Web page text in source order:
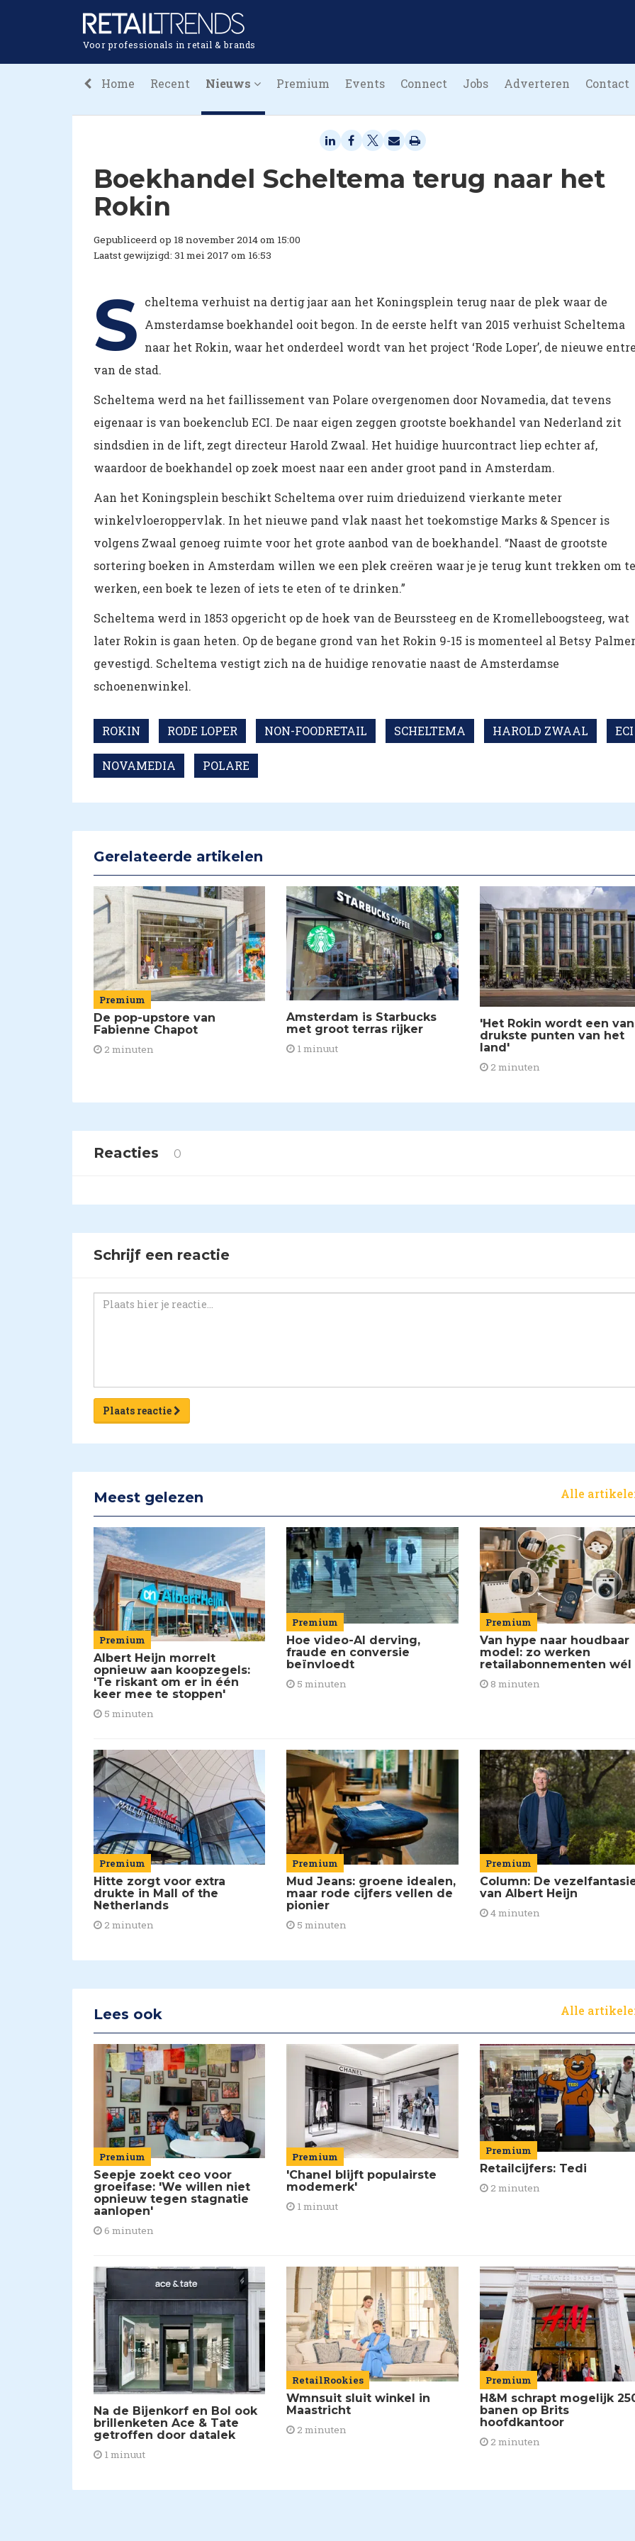
Voor professionals in retail & brands
Home Recent Nieuws Premium Events Connect Jobs Adverteren Contact
Boekhandel Scheltema terug naar het
Rokin
Gepubliceerd op 18 november 2014 om 15:00
Laatst gewijzigd: 31 mei 2017 om 16:53
S cheltema verhuist na dertig jaar aan het Koningsplein terug naar de plek waar de
Amsterdamse boekhandel ooit begon. In de eerste helft van 2015 verhuist Scheltema
naar het Rokin, waar het onderdeel wordt van het project ‘Rode Loper’, de nieuwe
van de stad.
Scheltema werd na het faillissement van Polare overgenomen door Novamedia, dat tevens
eigenaar is van boekenclub ECI. De naar eigen zeggen grootste boekhandel van Nederland zit
sindsdien in de lift, zegt directeur Harold Zwaal. Het huidige huurcontract liep echter af,
waardoor de boekhandel op zoek moest naar een ander groot pand in Amsterdam.
Aan het Koningsplein beschikt Scheltema over ruim drieduizend vierkante meter
winkelvloeroppervlak. In het nieuwe pand vlak naast het toekomstige Marks & Spencer is
volgens Zwaal genoeg ruimte voor het grote aanbod van de boekhandel. “Naast de grootste
sortering boeken in Amsterdam willen we een plek creëren waar je je terug kunt trekken om te
werken, een boek te lezen of iets te eten of te drinken.”
Scheltema werd in 1853 opgericht op de hoek van de Beurssteeg en de Kromelleboogsteeg, wat
later Rokin is gaan heten. Op de begane grond van het Rokin 9-15 is momenteel al Betsy Palmer
gevestigd. Scheltema vestigt zich na de huidige renovatie naast de Amsterdamse
schoenenwinkel.
ROKIN RODE LOPER NON-FOODRETAIL SCHELTEMA HAROLD ZWAAL ECI
NOVAMEDIA POLARE
Gerelateerde artikelen
Premium
De pop-upstore van
Fabienne Chapot
2 minuten
Amsterdam is Starbucks
met groot terras rijker
1 minuut
'Het Rokin wordt een van
drukste punten van het
land'
2 minuten
Reacties 0
Schrijf een reactie
Plaats reactie
Meest gelezen Alle
Premium
Albert Heijn morrelt
opnieuw aan koopzegels:
'Te riskant om er in één
keer mee te stoppen'
5 minuten
Premium
Hoe video-AI derving,
fraude en conversie
beïnvloedt
5 minuten
Premium
Van hype naar houdbaar
model: zo werken
retailabonnementen wél
8 minuten
Premium
Hitte zorgt voor extra
drukte in Mall of the
Netherlands
2 minuten
Premium
Mud Jeans: groene idealen,
maar rode cijfers vellen de
pionier
5 minuten
Premium
Column: De
van Albert Heijn
4 minuten
Lees ook Alle
Premium
Seepje zoekt ceo voor
groeifase: 'We willen niet
opnieuw tegen stagnatie
aanlopen'
6 minuten
Premium
'Chanel blijft populairste
modemerk'
1 minuut
Premium
Retailcijfers: Tedi
2 minuten
Na de Bijenkorf en Bol ook
brillenketen Ace & Tate
getroffen door datalek
1 minuut
RetailRookies
Wmnsuit sluit winkel in
Maastricht
2 minuten
Premium
H&M schrapt mogelijk
banen op Brits
hoofdkantoor
2 minuten